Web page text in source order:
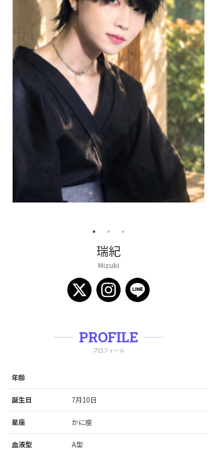
瑞紀
Mizuki
PROFILE
プロフィール
年齢
誕生日 7月10日
星座 かに座
血液型 A型